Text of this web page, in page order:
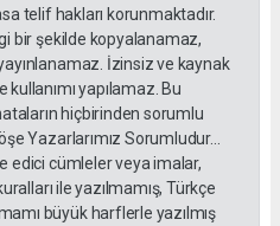
telif hakları korunmaktadır.
bir şekilde kopyalanamaz,
İzinsiz ve kaynak
yapılamaz. Bu
hiçbirinden sorumlu
Yazarlarımız Sorumludur...
edici cümleler veya imalar,
ile yazılmamış, Türkçe
büyük harflerle yazılmış